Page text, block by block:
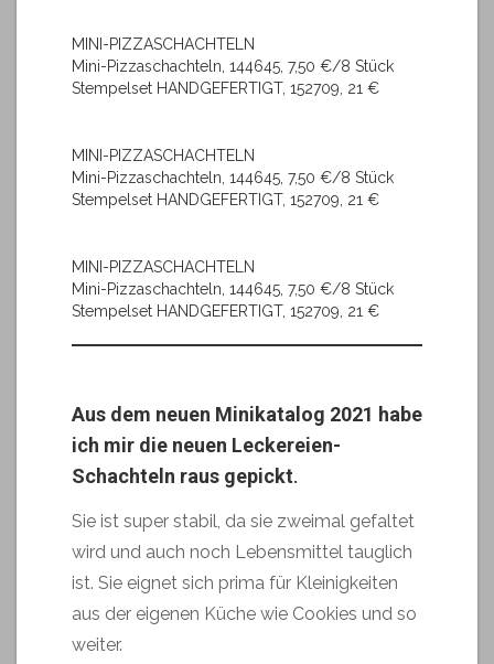
MINI-PIZZASCHACHTELN
Mini-Pizzaschachteln, 144645, 7,50 €/8 Stück
Stempelset HANDGEFERTIGT, 152709, 21 €
MINI-PIZZASCHACHTELN
Mini-Pizzaschachteln, 144645, 7,50 €/8 Stück
Stempelset HANDGEFERTIGT, 152709, 21 €
MINI-PIZZASCHACHTELN
Mini-Pizzaschachteln, 144645, 7,50 €/8 Stück
Stempelset HANDGEFERTIGT, 152709, 21 €
Aus dem neuen Minikatalog 2021 habe
ich mir die neuen Leckereien-
Schachteln raus gepickt.
Sie ist super stabil, da sie zweimal gefaltet
wird und auch noch Lebensmittel tauglich
ist. Sie eignet sich prima für Kleinigkeiten
aus der eigenen Küche wie Cookies und so
weiter.